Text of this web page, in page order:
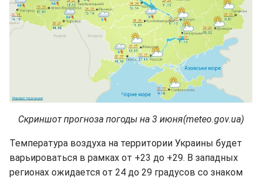
Скриншот прогноза погоды на 3 июня(meteo.gov.ua)
Температура воздуха на территории Украины будет
варьироваться в рамках от +23 до +29. В западных
регионах ожидается от 24 до 29 градусов со знаком